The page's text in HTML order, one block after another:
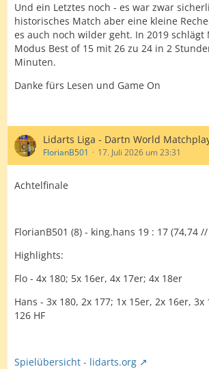
Und ein Letztes noch - es war zwar
historisches Match aber eine kleine
es auch noch wilder geht. In 2019 schlägt
Modus Best of 15 mit 26 zu 24 in 2
Minuten.
Danke fürs Lesen und Game On
Lidarts Liga - Dartn World
FlorianB501 17. Juli 2026 um 23:31
Achtelfinale
FlorianB501 (8) - king.hans 19 : 17 (74,74
Highlights:
Flo - 4x 180; 5x 16er, 4x 17er; 4x 18er
Hans - 3x 180, 2x 177; 1x 15er, 2x 16er, 3x
126 HF
Spielübersicht - lidarts.org